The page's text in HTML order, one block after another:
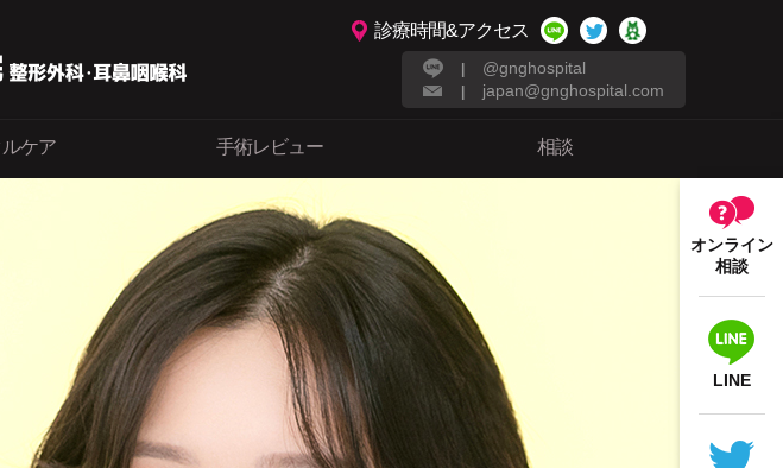
診療時間&アクセス
@gnghospital
japan@gnghospital.com
ケア 手術レビュー 相談
オンライン
相談
LINE